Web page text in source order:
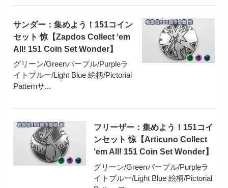
サンダー：集めよう！151コイン
セット 惊【Zapdos Collect ‘em
All! 151 Coin Set Wonder】
グリーン/Greenパープル/Purpleラ
イトブルー/Light Blue 絵柄/Pictorial
Patternサ...
フリーザー：集めよう！151コイ
ンセット 惊【Articuno Collect
‘em All! 151 Coin Set Wonder】
グリーン/Greenパープル/Purpleラ
イトブルー/Light Blue 絵柄/Pictorial